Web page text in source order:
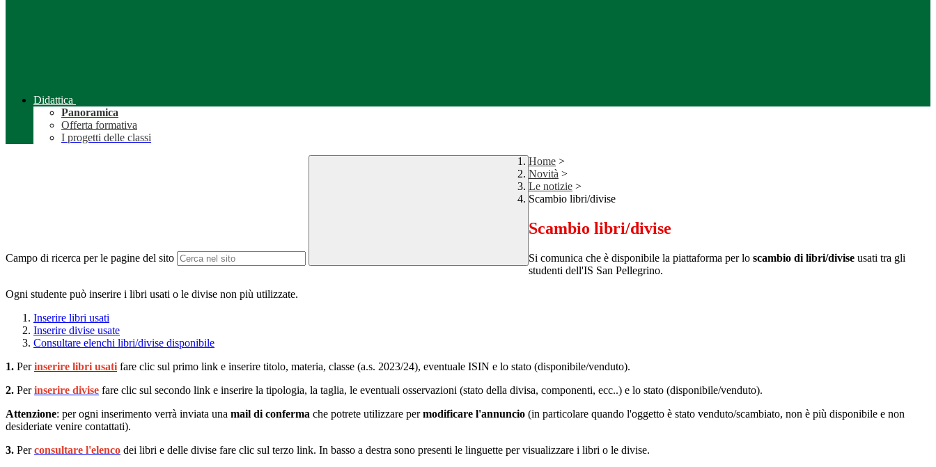
Didattica
Panoramica
Offerta formativa
I progetti delle classi
Campo di ricerca per le pagine del sito
Home >
Novità >
Le notizie >
Scambio libri/divise
Scambio libri/divise
Si comunica che è disponibile la piattaforma per lo scambio di libri/divise usati tra gli
studenti dell'IS San Pellegrino.
Ogni studente può inserire i libri usati o le divise non più utilizzate.
Inserire libri usati
Inserire divise usate
Consultare elenchi libri/divise disponibile
1. Perinserire libri usati fare clic sul primo link e inserire titolo, materia, classe (a.s. 2023/24), eventuale ISIN e lo stato (disponibile/venduto).
2. Perinserire divise fare clic sul secondo link e inserire la tipologia, la taglia, le eventuali osservazioni (stato della divisa, componenti, ecc..) e lo stato (disponibile/venduto).
Attenzione: per ogni inserimento verrà inviata una mail di conferma che potrete utilizzare permodificare l'annuncio (in particolare quando l'oggetto è stato venduto/scambiato, non è più disponibile e non
desideriate venire contattati).
3. Perconsultare l'elenco dei libri e delle divise fare clic sul terzo link. In basso a destra sono presenti le linguette per visualizzare i libri o le divise.